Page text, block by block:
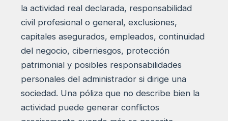
la actividad real declarada, responsabilidad
civil profesional o general, exclusiones,
capitales asegurados, empleados, continuidad
del negocio, ciberriesgos, protección
patrimonial y posibles responsabilidades
personales del administrador si dirige una
sociedad. Una póliza que no describe bien la
actividad puede generar conflictos